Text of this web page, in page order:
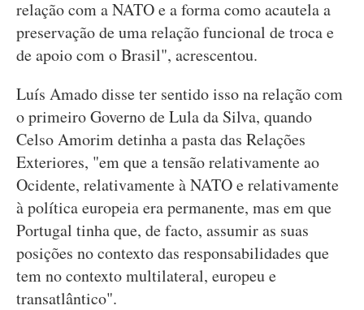
relação com a NATO e a forma como acautela a
preservação de uma relação funcional de troca e
de apoio com o Brasil", acrescentou.
Luís Amado disse ter sentido isso na relação com
o primeiro Governo de Lula da Silva, quando
Celso Amorim detinha a pasta das Relações
Exteriores, "em que a tensão relativamente ao
Ocidente, relativamente à NATO e relativamente
à política europeia era permanente, mas em que
Portugal tinha que, de facto, assumir as suas
posições no contexto das responsabilidades que
tem no contexto multilateral, europeu e
transatlântico".